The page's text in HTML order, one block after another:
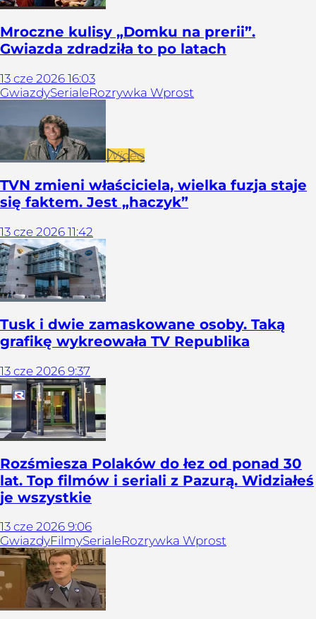
Mroczne kulisy „Domku na prerii”.
Gwiazda zdradziła to po latach
13 cze 2026 16:03
GwiazdySerialeRozrywka Wprost
Wideo
TVN zmieni właściciela, wielka fuzja staje
się faktem. Jest „haczyk”
13 cze 2026 11:42
Tusk i dwie zamaskowane osoby. Taką
grafikę wykreowała TV Republika
13 cze 2026 9:37
Rozśmiesza Polaków do łez od ponad 30
lat. Top filmów i seriali z Pazurą. Widziałeś
je wszystkie
13 cze 2026 9:06
GwiazdyFilmySerialeRozrywka Wprost